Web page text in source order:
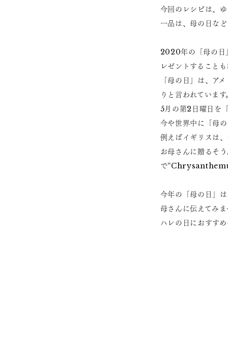
今回のレシピは、
一品は、母の日な
2020年の「母の日
レゼントすることも
「母の日」は、ア
りと言われていま
5月の第2日曜日を
今や世界中に「母
例えばイギリスは
お母さんに贈るそ
で
今年の「母の日」
母さんに伝えてみま
ハレの日におすす